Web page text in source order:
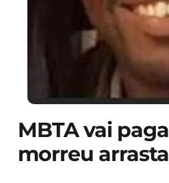
MBTA vai
morreu